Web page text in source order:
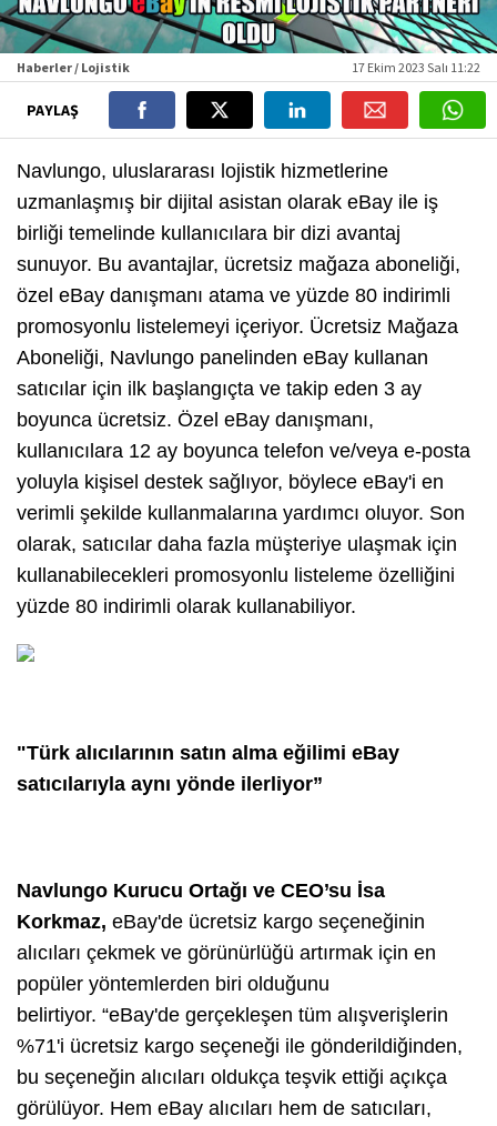
Haberler / Lojistik 17 Ekim 2023 Salı 11:22
PAYLAŞ
Navlungo, uluslararası lojistik hizmetlerine
uzmanlaşmış bir dijital asistan olarak eBay ile iş
birliği temelinde kullanıcılara bir dizi avantaj
sunuyor. Bu avantajlar, ücretsiz mağaza aboneliği,
özel eBay danışmanı atama ve yüzde 80 indirimli
promosyonlu listelemeyi içeriyor. Ücretsiz Mağaza
Aboneliği, Navlungo panelinden eBay kullanan
satıcılar için ilk başlangıçta ve takip eden 3 ay
boyunca ücretsiz. Özel eBay danışmanı,
kullanıcılara 12 ay boyunca telefon ve/veya e-posta
yoluyla kişisel destek sağlıyor, böylece eBay'i en
verimli şekilde kullanmalarına yardımcı oluyor. Son
olarak, satıcılar daha fazla müşteriye ulaşmak için
kullanabilecekleri promosyonlu listeleme özelliğini
yüzde 80 indirimli olarak kullanabiliyor.
"Türk alıcılarının satın alma eğilimi eBay
satıcılarıyla aynı yönde ilerliyor”
Navlungo Kurucu Ortağı ve CEO’su İsa
Korkmaz, eBay'de ücretsiz kargo seçeneğinin
alıcıları çekmek ve görünürlüğü artırmak için en
popüler yöntemlerden biri olduğunu
belirtiyor. “eBay'de gerçekleşen tüm alışverişlerin
%71'i ücretsiz kargo seçeneği ile gönderildiğinden,
bu seçeneğin alıcıları oldukça teşvik ettiği açıkça
görülüyor. Hem eBay alıcıları hem de satıcıları,